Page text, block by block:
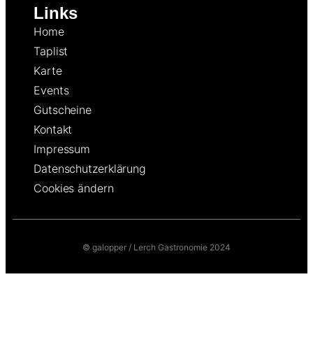
Links
Home
Taplist
Karte
Events
Gutscheine
Kontakt
Impressum
Datenschutzerklärung
Cookies ändern
© galopper / Lerch Gastronomie 2024